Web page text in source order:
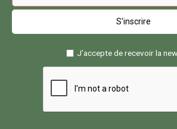
J’accepte de recevoir la